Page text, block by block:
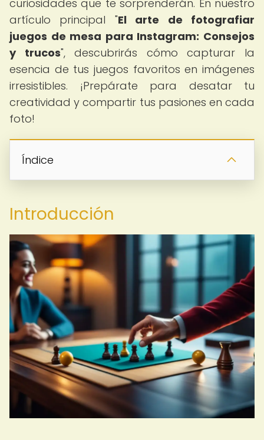
curiosidades que te sorprenderán. En nuestro
artículo principal "El arte de fotografiar
juegos de mesa para Instagram: Consejos
y trucos", descubrirás cómo capturar la
esencia de tus juegos favoritos en imágenes
irresistibles. ¡Prepárate para desatar tu
creatividad y compartir tus pasiones en cada
foto!
Índice
Introducción